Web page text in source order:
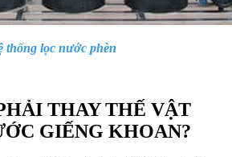
thống lọc nước phèn
THAY THẾ VẬT
GIẾNG KHOAN?